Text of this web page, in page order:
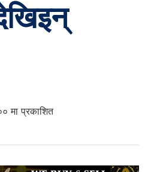
मा प्रकाशित